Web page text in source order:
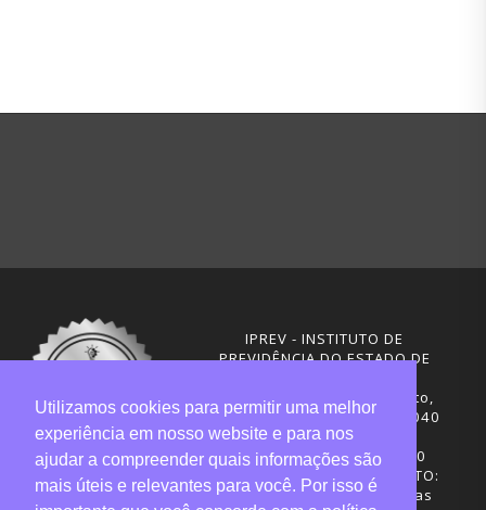
IPREV - INSTITUTO DE
PREVIDÊNCIA DO ESTADO DE
Rua Visconde de Ouro Preto,
291 – Centro - CEP: 88020-040
Florianópolis - SC
Telefones: (48) 3665-4600
HORÁRIO DE FUNCIONAMENTO:
Central de Atendimento: das
Utilizamos cookies para permitir uma melhor
experiência em nosso website e para nos
ajudar a compreender quais informações são
mais úteis e relevantes para você. Por isso é